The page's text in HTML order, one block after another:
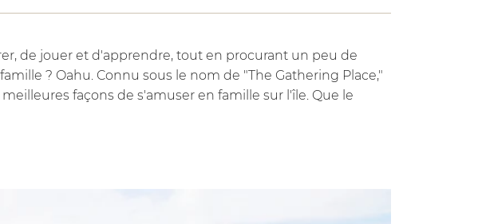
de jouer et d'apprendre, tout en procurant un peu de
? Oahu. Connu sous le nom de "The Gathering Place,"
façons de s'amuser en famille sur l'île. Que le